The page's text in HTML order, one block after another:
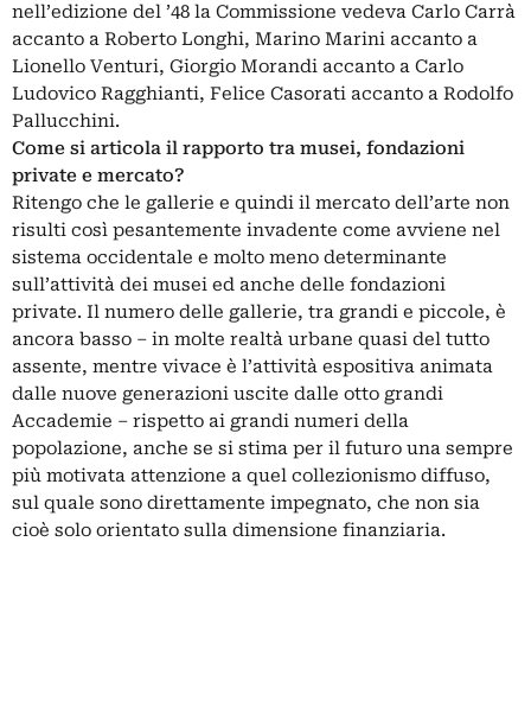
nell’edizione del ’48 la Commissione vedeva Carlo Carrà
accanto a Roberto Longhi, Marino Marini accanto a
Lionello Venturi, Giorgio Morandi accanto a Carlo
Ludovico Ragghianti, Felice Casorati accanto a Rodolfo
Pallucchini.
Come si articola il rapporto tra musei, fondazioni
private e mercato?
Ritengo che le gallerie e quindi il mercato dell’arte non
risulti così pesantemente invadente come avviene nel
sistema occidentale e molto meno determinante
sull’attività dei musei ed anche delle fondazioni
private. Il numero delle gallerie, tra grandi e piccole, è
ancora basso – in molte realtà urbane quasi del tutto
assente, mentre vivace è l’attività espositiva animata
dalle nuove generazioni uscite dalle otto grandi
Accademie – rispetto ai grandi numeri della
popolazione, anche se si stima per il futuro una sempre
più motivata attenzione a quel collezionismo diffuso,
sul quale sono direttamente impegnato, che non sia
cioè solo orientato sulla dimensione finanziaria.